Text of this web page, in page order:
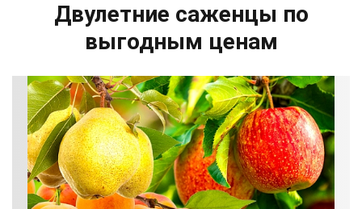
Двулетние саженцы по
выгодным ценам